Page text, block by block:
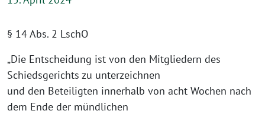
§ 14 Abs. 2 LschO
„Die Entscheidung ist von den Mitgliedern des
Schiedsgerichts zu unterzeichnen
und den Beteiligten innerhalb von acht Wochen nach
dem Ende der mündlichen